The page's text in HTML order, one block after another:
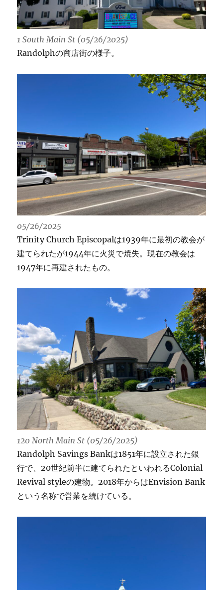
1 South Main St (05/26/2025)
Randolphの商店街の様子。
05/26/2025
Trinity Church Episcopalは1939年に最初の教会が
建てられたが1944年に火災で焼失。現在の教会は
1947年に再建されたもの。
120 North Main St (05/26/2025)
Randolph Savings Bankは1851年に設立された銀
行で、20世紀前半に建てられたといわれるColonial
Revival styleの建物。2018年からはEnvision Bank
という名称で営業を続けている。